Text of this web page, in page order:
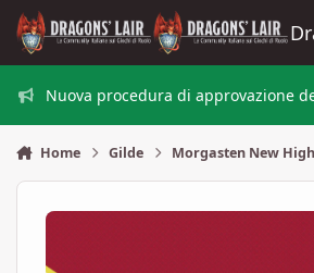
Vai al contenuto
Nuova procedura di approvazione
Home Gilde Morgasten New High